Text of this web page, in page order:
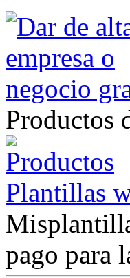
Productos
Plantillas
pago para